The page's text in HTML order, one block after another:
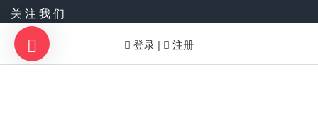
登录 | 注册
关 注 我 们
扫码关注世界文联官方公众号